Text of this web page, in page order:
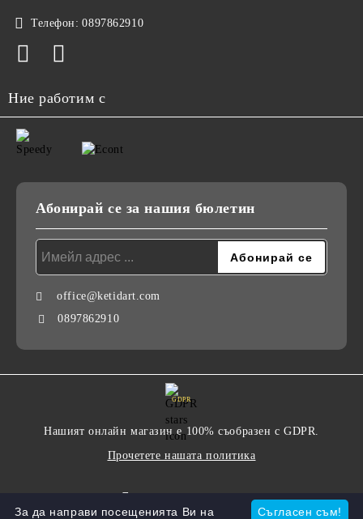
Телефон: 0897862910
Ние работим с
Абонирай се за нашия бюлетин
office@ketidart.com
0897862910
GDPR
Нашият онлайн магазин е 100% съобразен с GDPR.
Прочетете нашата политика
Съгласен съм!
За да направи посещенията Ви на